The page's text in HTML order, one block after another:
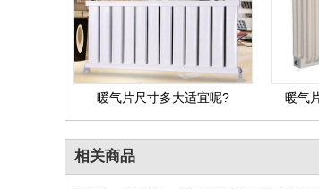
暖气片尺寸多大适宜呢? 暖气
相关商品